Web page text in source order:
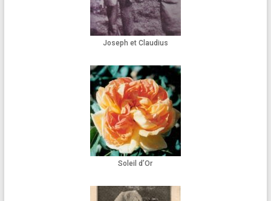
Joseph et Claudius
Soleil d’Or